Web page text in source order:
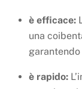
è efficace:
una
è rapido: